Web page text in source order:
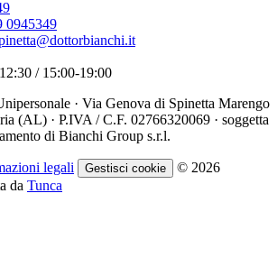
0945349
/ 15:00-19:00
· Via Genova di Spinetta Marengo
(AL) · P.IVA / C.F. 02766320069 · soggetta
di Bianchi Group s.r.l.
legali Gestisci cookie
© 2026
da Tunca